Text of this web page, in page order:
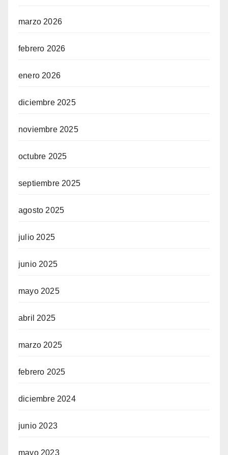
marzo 2026
febrero 2026
enero 2026
diciembre 2025
noviembre 2025
octubre 2025
septiembre 2025
agosto 2025
julio 2025
junio 2025
mayo 2025
abril 2025
marzo 2025
febrero 2025
diciembre 2024
junio 2023
mayo 2023